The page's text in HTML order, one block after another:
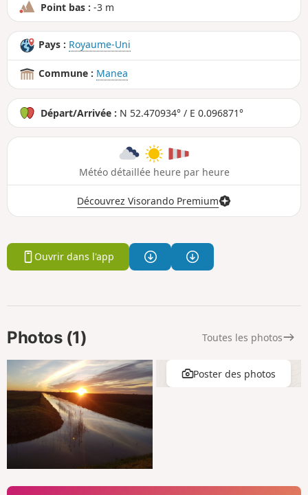
Point bas : -3 m
Pays : Royaume-Uni
Commune : Manea
Départ/Arrivée : N 52.470934° / E 0.096871°
Météo détaillée heure par heure
Découvrez Visorando Premium
Ouvrir dans l'app
Photos (1) Toutes les photos
Poster des photos